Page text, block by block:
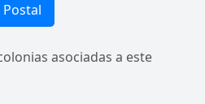
asociadas a este